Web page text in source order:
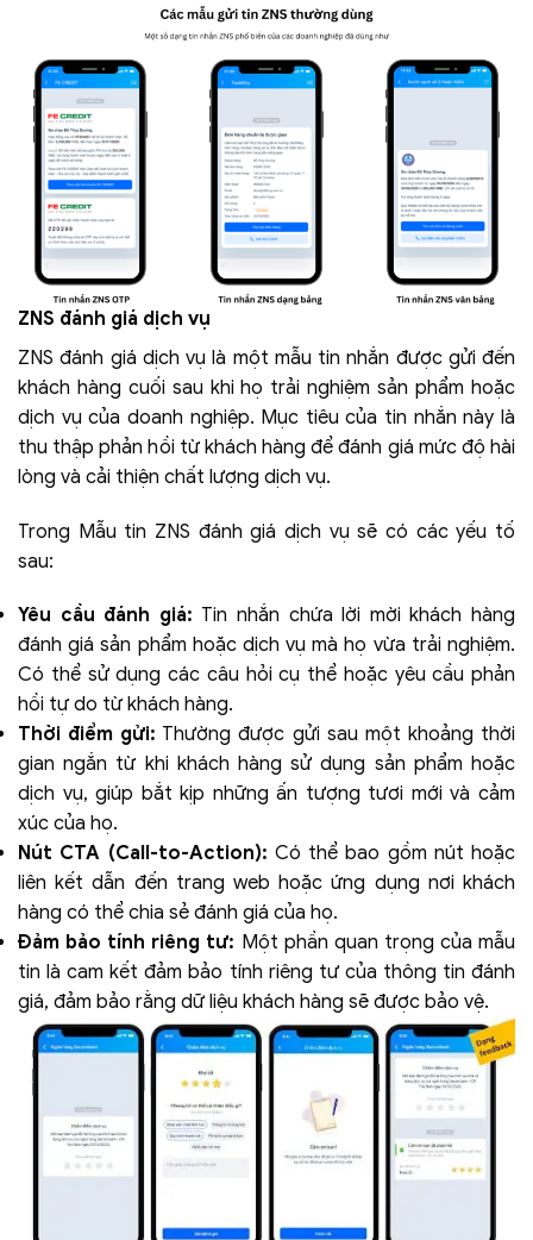
ZNS đánh giá dịch vụ
ZNS đánh giá dịch vụ là một mẫu tin nhắn được gửi đến
khách hàng cuối sau khi họ trải nghiệm sản phẩm hoặc
dịch vụ của doanh nghiệp. Mục tiêu của tin nhắn này là
thu thập phản hồi từ khách hàng để đánh giá mức độ hài
lòng và cải thiện chất lượng dịch vụ.
Trong Mẫu tin ZNS đánh giá dịch vụ sẽ có các yếu tố
sau:
Yêu cầu đánh giá: Tin nhắn chứa lời mời khách hàng
đánh giá sản phẩm hoặc dịch vụ mà họ vừa trải nghiệm.
Có thể sử dụng các câu hỏi cụ thể hoặc yêu cầu phản
hồi tự do từ khách hàng.
Thời điểm gửi: Thường được gửi sau một khoảng thời
gian ngắn từ khi khách hàng sử dụng sản phẩm hoặc
dịch vụ, giúp bắt kịp những ấn tượng tươi mới và cảm
xúc của họ.
Nút CTA (Call-to-Action): Có thể bao gồm nút hoặc
liên kết dẫn đến trang web hoặc ứng dụng nơi khách
hàng có thể chia sẻ đánh giá của họ.
Đảm bảo tính riêng tư: Một phần quan trọng của mẫu
tin là cam kết đảm bảo tính riêng tư của thông tin đánh
giá, đảm bảo rằng dữ liệu khách hàng sẽ được bảo vệ.